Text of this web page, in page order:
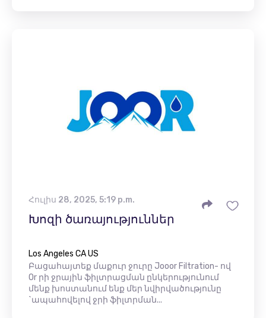
Հուլիս 28, 2025, 5:19 p.m.
Խոզի ծառայություններ
Los Angeles CA US
Բացահայտեք մաքուր ջուրը Jooor Filtration- ով
Or րի ջրային ֆիլտրացման ընկերությունում
մենք խոստանում ենք մեր նվիրվածությունը
`ապահովելով ջրի ֆիլտրման...